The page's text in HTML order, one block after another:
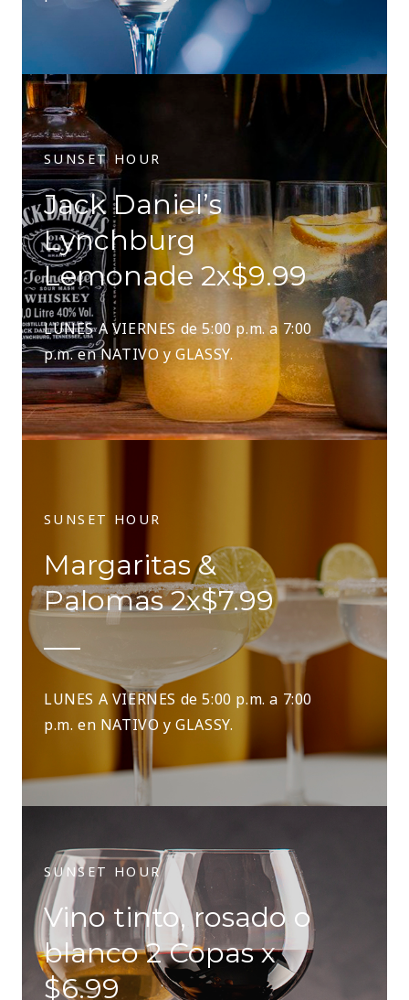
SUNSET HOUR
Jack Daniel’s
Lynchburg
Lemonade 2x$9.99
LUNES A VIERNES de 5:00 p.m. a 7:00
p.m. en NATIVO y GLASSY.
SUNSET HOUR
Margaritas &
Palomas 2x$7.99
LUNES A VIERNES de 5:00 p.m. a 7:00
p.m. en NATIVO y GLASSY.
SUNSET HOUR
Vino tinto, rosado o
blanco 2 Copas x
$6.99